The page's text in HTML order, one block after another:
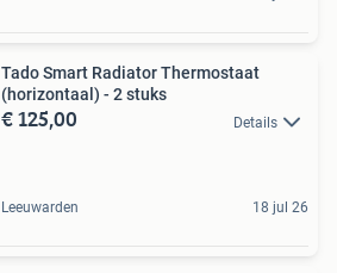
Tado Smart Radiator Thermostaat
(horizontaal) - 2 stuks
€ 125,00 Details
Leeuwarden 18 jul 26